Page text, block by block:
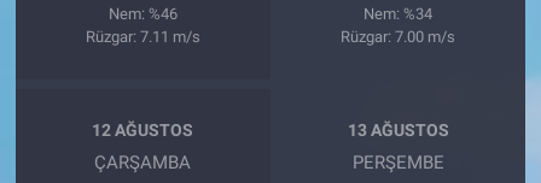
Nem: %46
Rüzgar: 7.11 m/s
Nem: %34
Rüzgar: 7.00 m/s
12 AĞUSTOS
ÇARŞAMBA
13 AĞUSTOS
PERŞEMBE